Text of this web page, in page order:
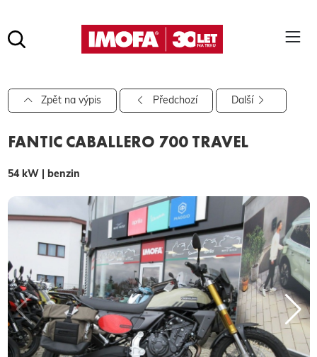
hledat
Pro vyhledávání zadejte alespoň 3 znaky.
Zpět na výpis Předchozí Další
FANTIC CABALLERO 700 TRAVEL
54 kW | benzin